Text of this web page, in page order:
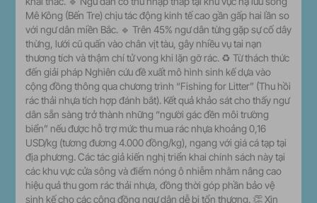
Mê Kông (Bến Tre) chịu tác động kinh tế cao gần gấp hai lần so
với ngư dân miền Bắc. 🔹 Trên 45% ngư dân từng gặp sự cố dây
thừng, lưới cũ quấn vào chân vịt tàu, gây nhiều vụ tai nạn
thương tích và thậm chí tử vong khi lặn gỡ rác. ♻️ Từ thách thức
đến giải pháp Nghiên cứu đề xuất mô hình sinh kế dựa vào
cộng đồng thông qua chương trình “Fishing for Litter” (Thu hồi
rác thải nhựa tích hợp đánh bắt). Kết quả khảo sát cho thấy ngư
dân sẵn sàng trở thành những “người gác đền môi trường
biển” nếu được hỗ trợ mức thu mua rác nhựa khoảng 0,16
USD/kg (tương đương 4.000 đồng/kg), ngang với giá cá tạp tại
địa phương. Các tác giả kiến nghị triển khai chính sách này tại
các khu vực cửa sông và điểm nóng ô nhiễm nhằm nâng cao
hiệu quả thu gom rác thải nhựa, đồng thời góp phần bảo vệ
sinh kế cho các cộng đồng ngư dân dễ bị tổn thương. 👏 Xin